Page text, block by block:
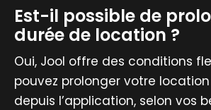
Est-il possible de
durée de location ?
Oui, Jool offre des conditions
pouvez prolonger votre
depuis l’application, selon vos